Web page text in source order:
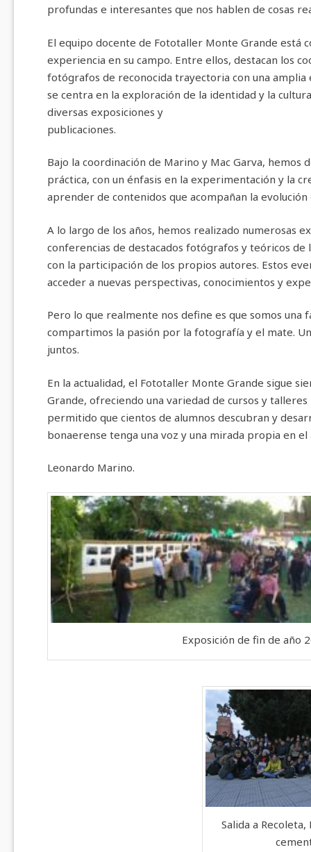
profundas e interesantes que nos hablen de cosas
El equipo docente de Fototaller Monte Grande
experiencia en su campo. Entre ellos, destacan los
fotógrafos de reconocida trayectoria con una
se centra en la exploración de la identidad y la
diversas exposiciones y
publicaciones.
Bajo la coordinación de Marino y Mac Garva,
práctica, con un énfasis en la experimentación y la
aprender de contenidos que acompañan la
A lo largo de los años, hemos realizado numerosas
conferencias de destacados fotógrafos y teóricos
con la participación de los propios autores. Estos
acceder a nuevas perspectivas, conocimientos y
Pero lo que realmente nos define es que somos
compartimos la pasión por la fotografía y el mate.
juntos.
En la actualidad, el Fototaller Monte Grande sigue
Grande, ofreciendo una variedad de cursos y
permitido que cientos de alumnos descubran y
bonaerense tenga una voz y una mirada propia en
Leonardo Marino.
Exposición de fin de año
Salida a Recoleta,